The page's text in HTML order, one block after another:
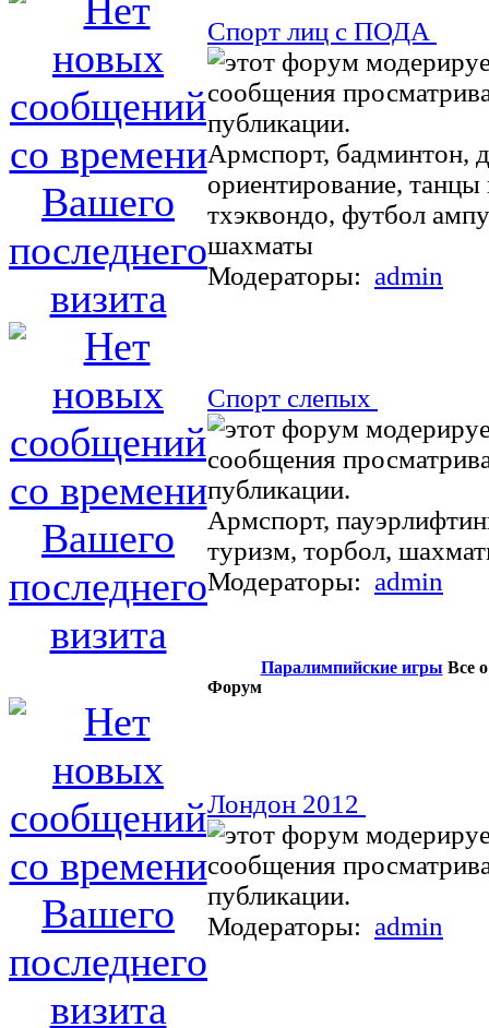
Спорт лиц с ПОДА
Армспорт, бадминтон,
ориентирование, танцы
тхэквондо, футбол
шахматы
Модераторы: admin
Спорт слепых
Армспорт,
туризм, торбол,
Модераторы: admin
Паралимпийские игры Все
Форум
Лондон 2012
Модераторы: admin